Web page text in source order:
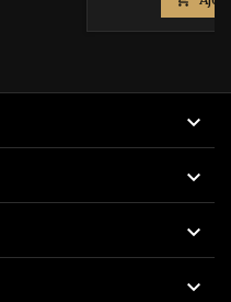



